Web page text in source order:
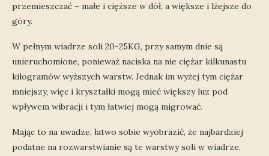
przemieszczać – małe i cięższe w dół, a większe i lżejsze do
góry.
W pełnym wiadrze soli 20-25KG, przy samym dnie są
unieruchomione, ponieważ naciska na nie ciężar kilkunastu
kilogramów wyższych warstw. Jednak im wyżej tym ciężar
mniejszy, więc i kryształki mogą mieć większy luz pod
wpływem wibracji i tym łatwiej mogą migrować.
Mając to na uwadze, łatwo sobie wyobrazić, że najbardziej
podatne na rozwarstwianie są te warstwy soli w wiadrze,